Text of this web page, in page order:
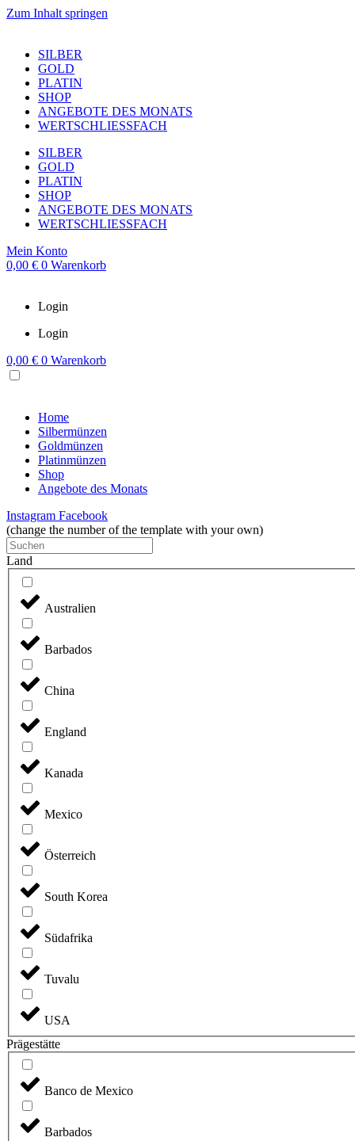
Zum Inhalt springen
SILBER
GOLD
PLATIN
SHOP
ANGEBOTE DES MONATS
WERTSCHLIESSFACH
SILBER
GOLD
PLATIN
SHOP
ANGEBOTE DES MONATS
WERTSCHLIESSFACH
Mein Konto
0,00 € 0 Warenkorb
Login
Login
0,00 € 0 Warenkorb
Home
Silbermünzen
Goldmünzen
Platinmünzen
Shop
Angebote des Monats
Instagram Facebook
(change the number of the template with your own)
Land
Australien
Barbados
China
England
Kanada
Mexico
Österreich
South Korea
Südafrika
Tuvalu
USA
Prägestätte
Banco de Mexico
Barbados